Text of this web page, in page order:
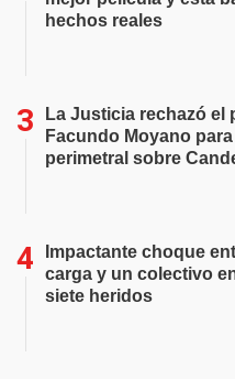
hechos reales
La Justicia rechazó el
Facundo Moyano
perimetral sobre
Impactante choque
carga y un colectivo
siete heridos